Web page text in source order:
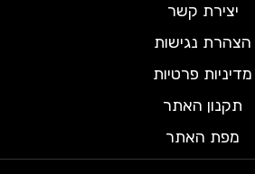
יצירת קשר
הצהרת נגישות
מדיניות פרטיות
תקנון האתר
מפת האתר